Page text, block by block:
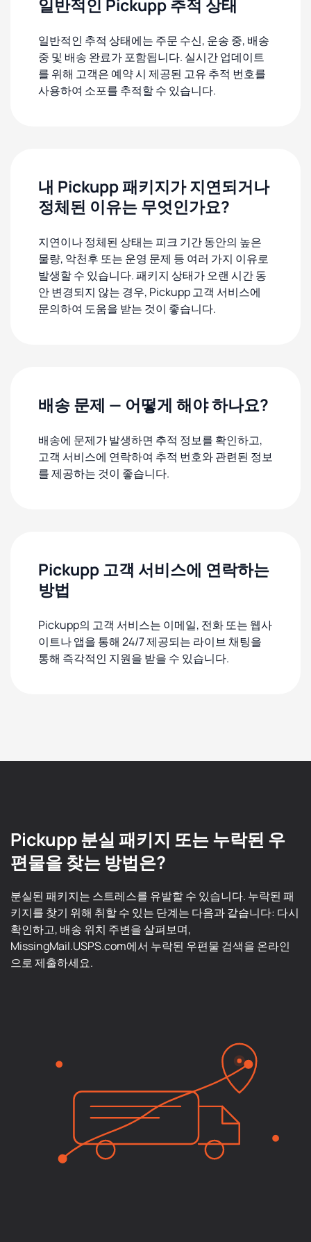
일반적인 Pickupp 추적 상태
일반적인 추적 상태에는 주문 수신, 운송 중, 배송
중 및 배송 완료가 포함됩니다. 실시간 업데이트
를 위해 고객은 예약 시 제공된 고유 추적 번호를
사용하여 소포를 추적할 수 있습니다.
내 Pickupp 패키지가 지연되거나
정체된 이유는 무엇인가요?
지연이나 정체된 상태는 피크 기간 동안의 높은
물량, 악천후 또는 운영 문제 등 여러 가지 이유로
발생할 수 있습니다. 패키지 상태가 오랜 시간 동
안 변경되지 않는 경우, Pickupp 고객 서비스에
문의하여 도움을 받는 것이 좋습니다.
배송 문제 — 어떻게 해야 하나요?
배송에 문제가 발생하면 추적 정보를 확인하고,
고객 서비스에 연락하여 추적 번호와 관련된 정보
를 제공하는 것이 좋습니다.
Pickupp 고객 서비스에 연락하는
방법
Pickupp의 고객 서비스는 이메일, 전화 또는 웹사
이트나 앱을 통해 24/7 제공되는 라이브 채팅을
통해 즉각적인 지원을 받을 수 있습니다.
Pickupp 분실 패키지 또는 누락된 우
편물을 찾는 방법은?
분실된 패키지는 스트레스를 유발할 수 있습니다. 누락된 패
키지를 찾기 위해 취할 수 있는 단계는 다음과 같습니다: 다시
확인하고, 배송 위치 주변을 살펴보며,
MissingMail.USPS.com에서 누락된 우편물 검색을 온라인
으로 제출하세요.